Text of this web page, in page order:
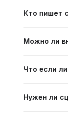
Кто пишет
буклета и
Можно ли
Что если
Нужен ли